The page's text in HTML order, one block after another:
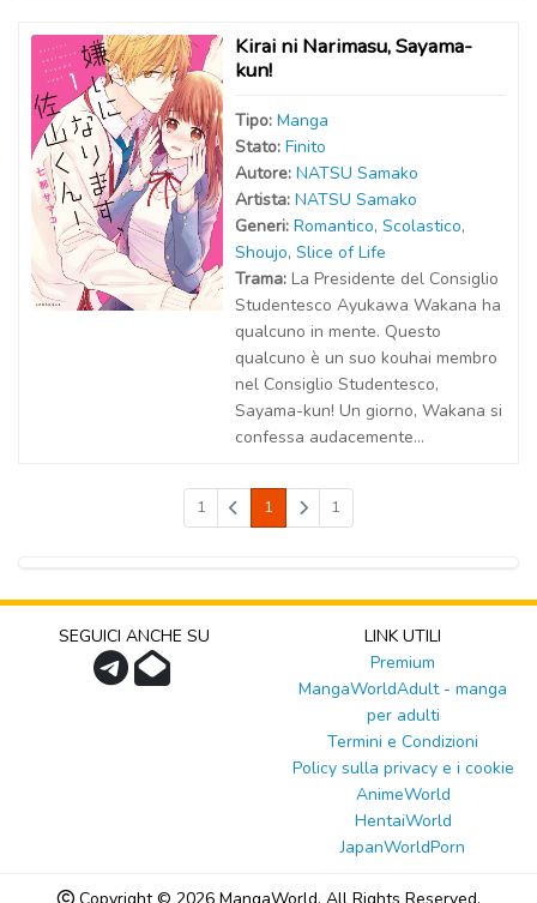
Kirai ni Narimasu, Sayama-
kun!
Tipo: Manga
Stato: Finito
Autore: NATSU Samako
Artista: NATSU Samako
Generi: Romantico, Scolastico,
Shoujo, Slice of Life
Trama: La Presidente del Consiglio
Studentesco Ayukawa Wakana ha
qualcuno in mente. Questo
qualcuno è un suo kouhai membro
nel Consiglio Studentesco,
Sayama-kun! Un giorno, Wakana si
confessa audacemente...
1 1 1
SEGUICI ANCHE SU
LINK UTILI
Premium
MangaWorldAdult - manga
per adulti
Termini e Condizioni
Policy sulla privacy e i cookie
AnimeWorld
HentaiWorld
JapanWorldPorn